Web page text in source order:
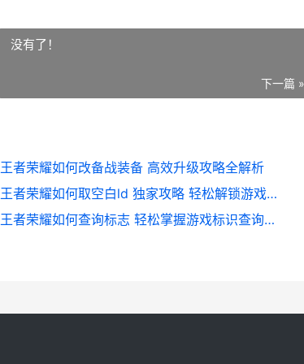
没有了！
下一篇 »
王者荣耀如何改备战装备 高效升级攻略全解析
王者荣耀如何取空白ld 独家攻略 轻松解锁游戏隐藏功能
王者荣耀如何查询标志 轻松掌握游戏标识查询技巧